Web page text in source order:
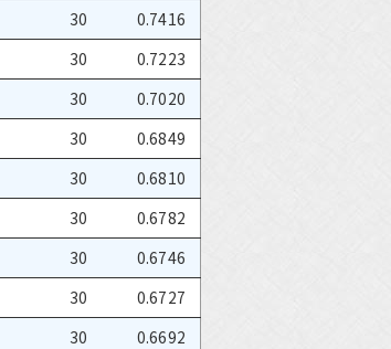
30
0.7416
30
0.7223
30
0.7020
30
0.6849
30
0.6810
30
0.6782
30
0.6746
30
0.6727
30
0.6692